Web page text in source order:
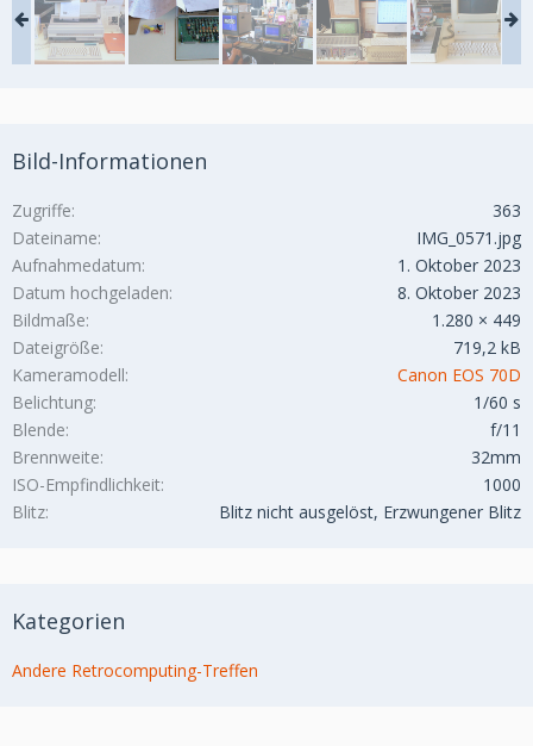
Bild-Informationen
Zugriffe
363
Dateiname
IMG_0571.jpg
Aufnahmedatum
1. Oktober 2023
Datum hochgeladen
8. Oktober 2023
Bildmaße
1.280 × 449
Dateigröße
719,2 kB
Kameramodell
Canon EOS 70D
Belichtung
1/60 s
Blende
f/11
Brennweite
32mm
ISO-Empfindlichkeit
1000
Blitz
Blitz nicht ausgelöst, Erzwungener Blitz
Kategorien
Andere Retrocomputing-Treffen